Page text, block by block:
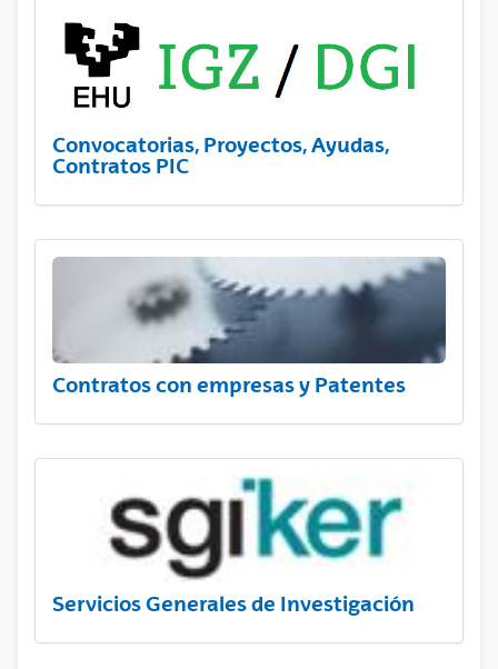
Convocatorias, Proyectos, Ayudas,
Contratos PIC
Contratos con empresas y Patentes
Servicios Generales de Investigación